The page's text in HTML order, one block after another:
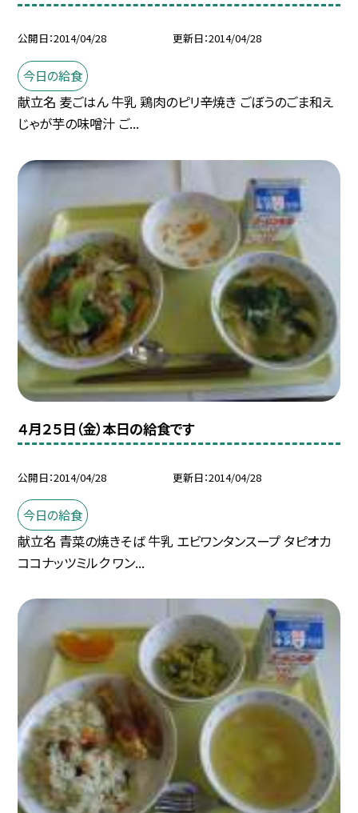
公開日 2014/04/28 更新日 2014/04/28
今日の給食
献立名 麦ごはん 牛乳 鶏肉のピリ辛焼き ごぼうのごま和え
じゃが芋の味噌汁 ご...
４月２５日（金）本日の給食です
公開日 2014/04/28 更新日 2014/04/28
今日の給食
献立名 青菜の焼きそば 牛乳 エビワンタンスープ タピオカ
ココナッツミルク ワン...